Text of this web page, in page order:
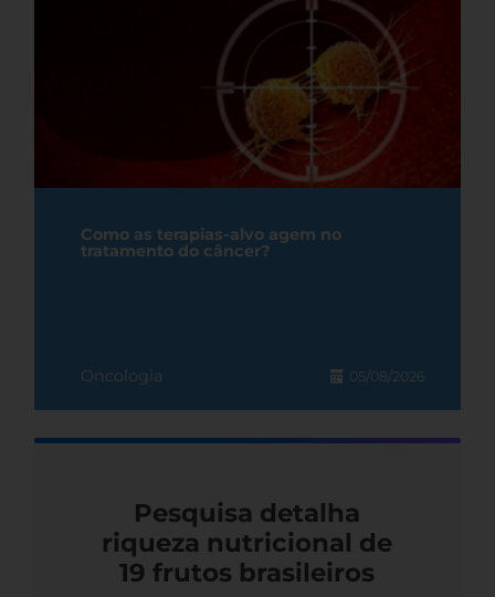
Como as terapias-alvo agem no
tratamento do câncer?
Oncologia 05/08/2026
Pesquisa detalha
riqueza nutricional de
19 frutos brasileiros